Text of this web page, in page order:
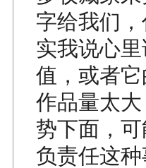
字给我们
实我说心
值，或者
作品量太
势下面，
负责任这